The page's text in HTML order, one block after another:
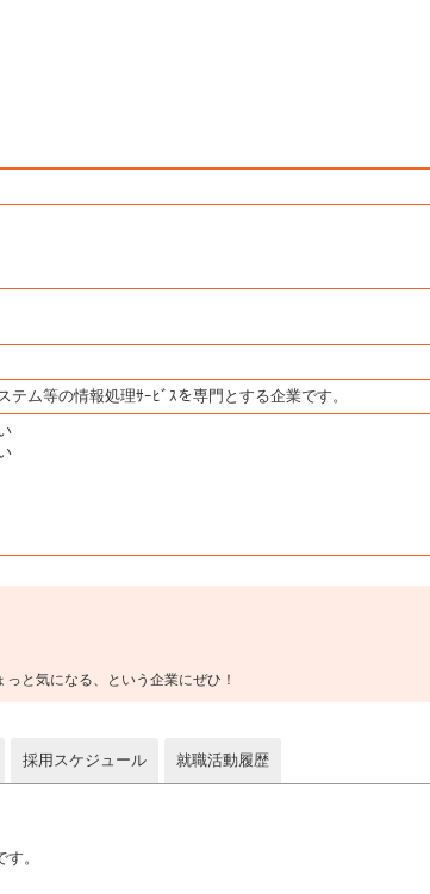
テム等の情報処理ｻｰﾋﾞｽを専門とする企業です。
と気になる、という企業にぜひ！
採用スケジュール 就職活動履歴
。